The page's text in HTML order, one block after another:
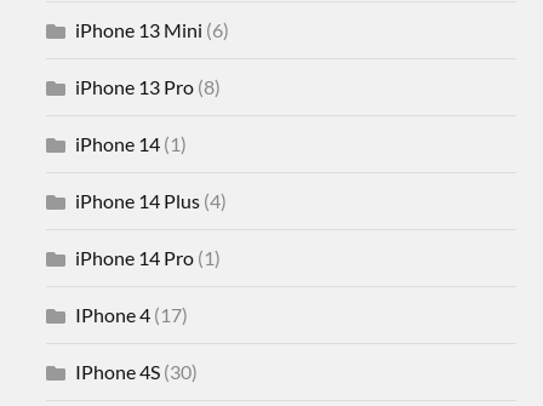
iPhone 13 Mini (6)
iPhone 13 Pro (8)
iPhone 14 (1)
iPhone 14 Plus (4)
iPhone 14 Pro (1)
IPhone 4 (17)
IPhone 4S (30)